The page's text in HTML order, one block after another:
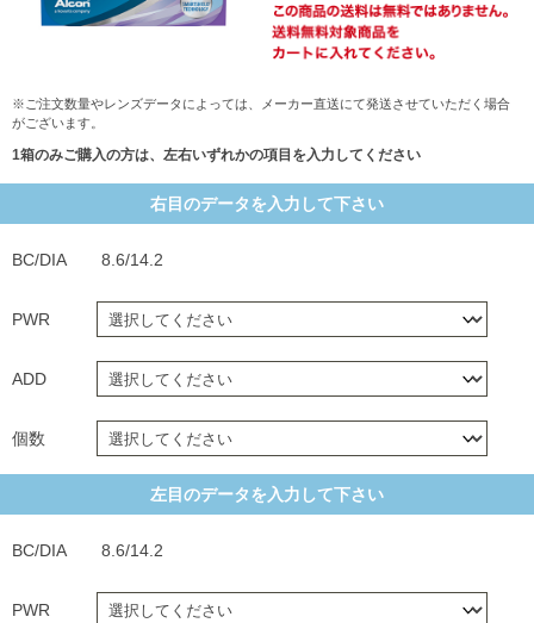
※ご注文数量やレンズデータによっては、メーカー直送にて発送させていただく場合
がございます。
1箱のみご購入の方は、左右いずれかの項目を入力してください
右目のデータを入力して下さい
BC/DIA 8.6/14.2
PWR
ADD
個数
左目のデータを入力して下さい
BC/DIA 8.6/14.2
PWR